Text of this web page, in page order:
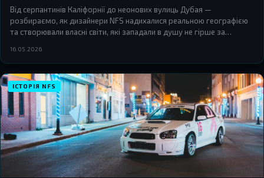
Від серпантинів Каліфорнії до неонових вулиць Дубая —
розбираємо, як дизайнери NFS надихалися реальною географією
та створювали власні світи, які западали в душу не гірше за
16.05.2026
ІСТОРІЯ NFS